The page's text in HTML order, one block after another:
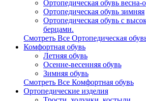
Ортопедическая обувь весна-
Ортопедическая обувь зимняя
Ортопедическая обувь с
берцами.
Смотреть Все Ортопедическая
Комфортная обувь
Летняя обувь
Осенне-весенняя обувь
Зимняя обувь
Смотреть Все Комфортная обувь
Ортопедические изделия